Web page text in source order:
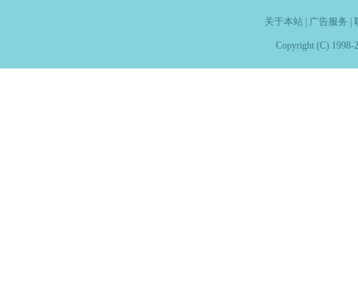
关于本站| 广告服务
Copyright (C) 1998-